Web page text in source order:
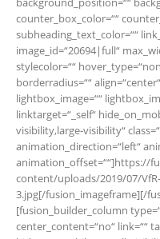
counter_box_color=““
subheading_text_color=““
image_id=“20694|full“
stylecolor=““
borderradius=““
lightbox_image=““
linktarget=“_self“
visibility,large-visibility“
animation_direction=“left“
animation_offset=““]https://
content/uploads/2019/07/
3.jpg[/fusion_imageframe][/
[fusion_builder_column
center_content=“no“ link=““